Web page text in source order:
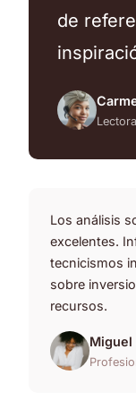
de
Los análisis
excelentes.
tecnicismos
sobre
recursos.
Miguel